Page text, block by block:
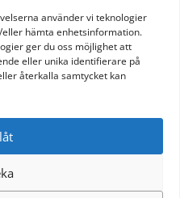
använder vi teknologier
hämta enhetsinformation.
ger du oss möjlighet att
eller unika identifierare på
återkalla samtycket kan